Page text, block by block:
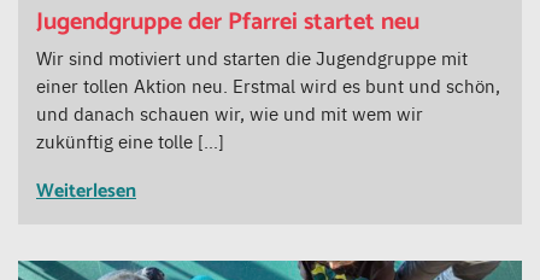
Jugendgruppe der Pfarrei startet neu
Wir sind motiviert und starten die Jugendgruppe mit
einer tollen Aktion neu. Erstmal wird es bunt und schön,
und danach schauen wir, wie und mit wem wir
zukünftig eine tolle […]
Weiterlesen